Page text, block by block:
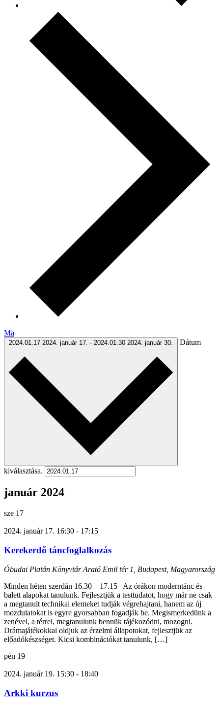
Ma
2024.01.17 2024. január 17. - 2024.01.30 2024. január 30. Dátum
kiválasztása.
január 2024
sze 17
2024. január 17. 16:30 - 17:15
Kerekerdő táncfoglalkozás
Óbudai Platán KönyvtárArató Emil tér 1, Budapest, Magyarország
Minden héten szerdán 16.30 – 17.15 Az órákon moderntánc és
balett alapokat tanulunk. Fejlesztjük a testtudatot, hogy már ne csak
a megtanult technikai elemeket tudják végrehajtani, hanem az új
mozdulatokat is egyre gyorsabban fogadják be. Megismerkedünk a
zenével, a térrel, megtanulunk bennük tájékozódni, mozogni.
Drámajátékokkal oldjuk az érzelmi állapotokat, fejlesztjük az
előadókészséget. Kicsi kombinációkat tanulunk, […]
pén 19
2024. január 19. 15:30 - 18:40
Arkki kurzus